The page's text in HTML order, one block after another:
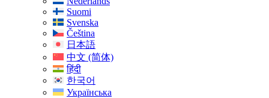
Suomi
Svenska
Čeština
日本語
中文 (简体)
हिंदी
한국어
Українська